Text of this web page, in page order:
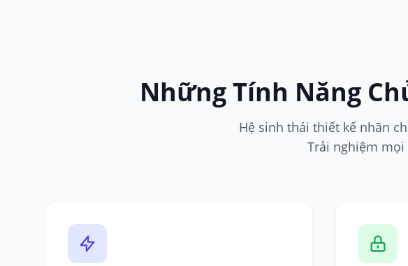
Những Tính Năng
Hệ sinh thái thiết kế nhãn
Trải nghiệm